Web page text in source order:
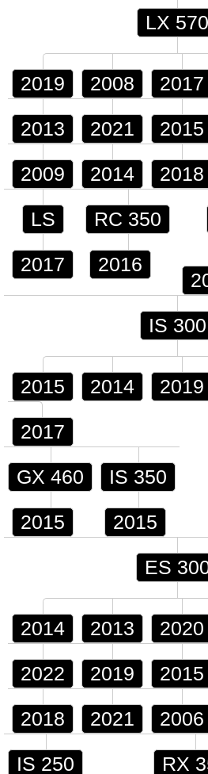
LX 570
2019 2008 2017
2013 2021 2015
2009 2014 2018
LS
2017
RC 350
2016
IS 300
2015 2014 2019
2017
GX 460
2015
IS 350
2015
ES
2014 2013 2020
2022 2019 2015
2018 2021 2006
IS 250 RX